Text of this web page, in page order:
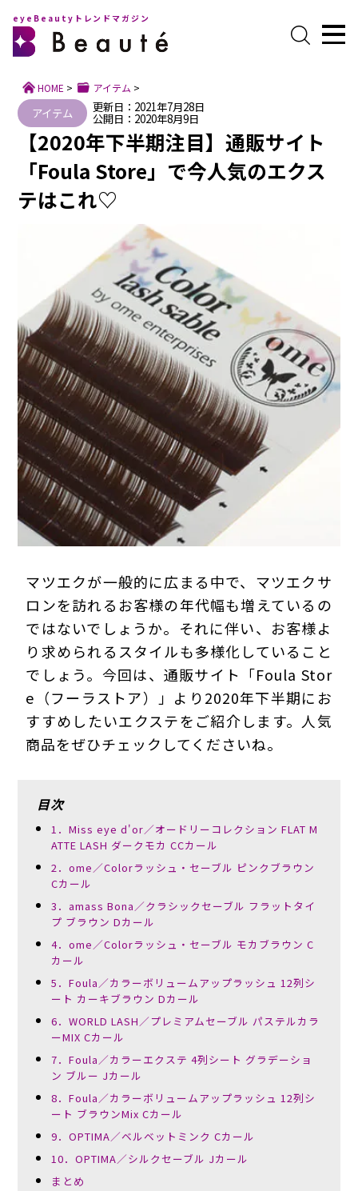
プライバシーポリシー
eyeBeautyトレンドマガジン
HOME > アイテム >
アイテム 更新日：2021年7月28日
公開日：2020年8月9日
【2020年下半期注目】通販サイト
「Foula Store」で今人気のエクス
テはこれ♡
マツエクが一般的に広まる中で、マツエクサ
ロンを訪れるお客様の年代幅も増えているの
ではないでしょうか。それに伴い、お客様よ
り求められるスタイルも多様化していること
でしょう。今回は、通販サイト「Foula Stor
e（フーラストア）」より2020年下半期にお
すすめしたいエクステをご紹介します。人気
商品をぜひチェックしてくださいね。
目次
1．Miss eye d'or／オードリーコレクション FLAT M
ATTE LASH ダークモカ CCカール
2．ome／Colorラッシュ・セーブル ピンクブラウン
Cカール
3．amass Bona／クラシックセーブル フラットタイ
プ ブラウン Dカール
4．ome／Colorラッシュ・セーブル モカブラウン C
カール
5．Foula／カラーボリュームアップラッシュ 12列シ
ート カーキブラウン Dカール
6．WORLD LASH／プレミアムセーブル パステルカラ
ーMIX Cカール
7．Foula／カラーエクステ 4列シート グラデーショ
ン ブルー Jカール
8．Foula／カラーボリュームアップラッシュ 12列シ
ート ブラウンMix Cカール
9．OPTIMA／ベルベットミンク Cカール
10．OPTIMA／シルクセーブル Jカール
まとめ